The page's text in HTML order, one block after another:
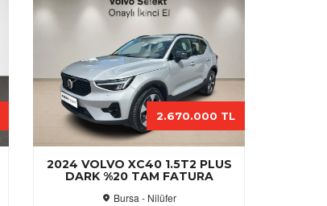
2024 VOLVO XC40 1.5T2 PLUS
DARK %20 TAM FATURA
Bursa - Nilüfer
2.670.000 TL